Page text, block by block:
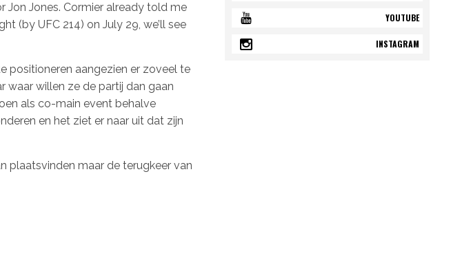
Jon Jones. Cormier already told me
(by UFC 214) on July 29, we’ll see
positioneren aangezien er zoveel te
waar willen ze de partij dan gaan
als co-main event behalve
en het ziet er naar uit dat zijn
plaatsvinden maar de terugkeer van
YOUTUBE
INSTAGRAM